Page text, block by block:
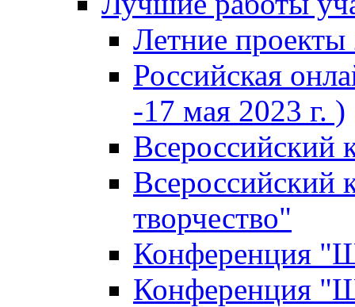
Летние проекты
Российская
-17 мая 2023 г. )
Всероссийский
Всероссийский
творчество"
Конференция
Конференция